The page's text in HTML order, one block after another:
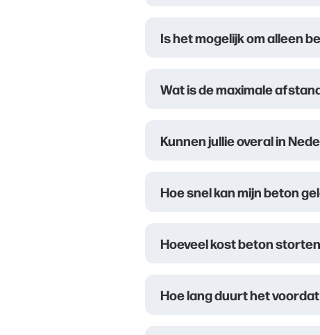
Is het mogelijk om alleen
Wat is de maximale
Kunnen jullie overal in
Hoe snel kan mijn beton
Hoeveel kost beton
Hoe lang duurt het